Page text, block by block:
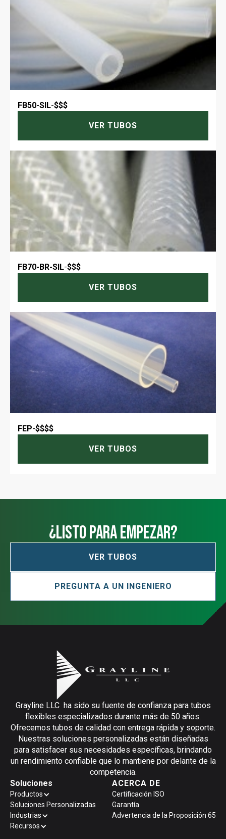
FB50-SIL-$$$
VER TUBOS
FB70-BR-SIL-$$$
VER TUBOS
FEP-$$$$
VER TUBOS
¿Listo para empezar?
VER TUBOS
PREGUNTA A UN INGENIERO
Grayline LLC ha sido su fuente de confianza para tubos
flexibles especializados durante más de 50 años.
Ofrecemos tubos de calidad con entrega rápida y soporte.
Nuestras soluciones personalizadas están diseñadas
para satisfacer sus necesidades específicas, brindando
un rendimiento confiable que lo mantiene por delante de la
competencia.
Soluciones
Productos
Soluciones Personalizadas
Industrias
Recursos
ACERCA DE
Certificación ISO
Garantía
Advertencia de la Proposición 65